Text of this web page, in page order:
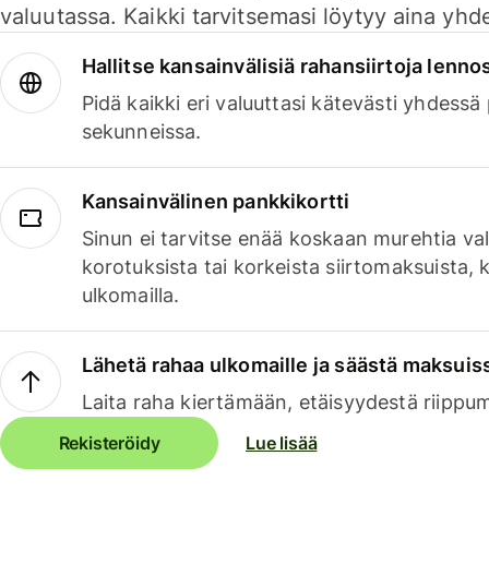
valuutassa. Kaikki tarvitsemasi löytyy aina
Hallitse kansainvälisiä rahansiirtoja
Pidä kaikki eri valuuttasi kätevästi yhdessä
sekunneissa.
Kansainvälinen pankkikortti
Sinun ei tarvitse enää koskaan murehtia
korotuksista tai korkeista siirtomaksuista,
ulkomailla.
Lähetä rahaa ulkomaille ja säästä
Laita raha kiertämään, etäisyydestä
Rekisteröidy Lue lisää